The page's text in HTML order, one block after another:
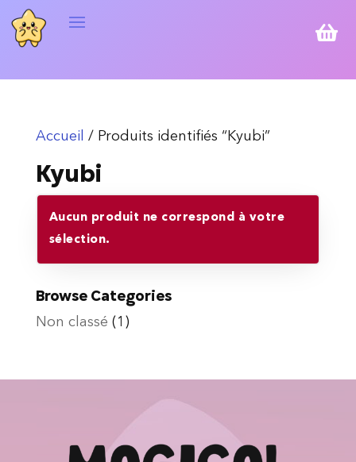

Accueil / Produits identifiés “Kyubi”
Kyubi
Aucun produit ne correspond à votre
sélection.
Browse Categories
Non classé (1)